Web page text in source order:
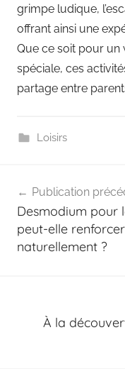
grimpe ludique,
offrant ainsi une
Que ce soit pour un
spéciale, ces
partage entre
Loisirs
de
l’article
Publication
Desmodium pour
peut-elle
naturellement ?
À la